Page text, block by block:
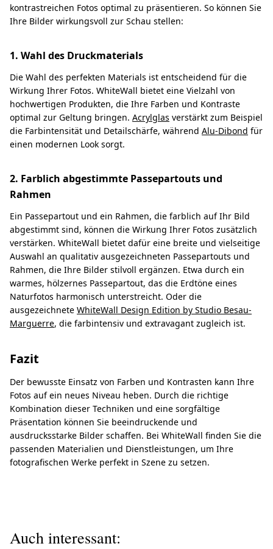
kontrastreichen Fotos optimal zu präsentieren. So können Sie
Ihre Bilder wirkungsvoll zur Schau stellen:
1. Wahl des Druckmaterials
Die Wahl des perfekten Materials ist entscheidend für die
Wirkung Ihrer Fotos. WhiteWall bietet eine Vielzahl von
hochwertigen Produkten, die Ihre Farben und Kontraste
optimal zur Geltung bringen. Acrylglas verstärkt zum Beispiel
die Farbintensität und Detailschärfe, während Alu-Dibond für
einen modernen Look sorgt.
2. Farblich abgestimmte Passepartouts und
Rahmen
Ein Passepartout und ein Rahmen, die farblich auf Ihr Bild
abgestimmt sind, können die Wirkung Ihrer Fotos zusätzlich
verstärken. WhiteWall bietet dafür eine breite und vielseitige
Auswahl an qualitativ ausgezeichneten Passepartouts und
Rahmen, die Ihre Bilder stilvoll ergänzen. Etwa durch ein
warmes, hölzernes Passepartout, das die Erdtöne eines
Naturfotos harmonisch unterstreicht. Oder die
ausgezeichnete WhiteWall Design Edition by Studio Besau-
Marguerre, die farbintensiv und extravagant zugleich ist.
Fazit
Der bewusste Einsatz von Farben und Kontrasten kann Ihre
Fotos auf ein neues Niveau heben. Durch die richtige
Kombination dieser Techniken und eine sorgfältige
Präsentation können Sie beeindruckende und
ausdrucksstarke Bilder schaffen. Bei WhiteWall finden Sie die
passenden Materialien und Dienstleistungen, um Ihre
fotografischen Werke perfekt in Szene zu setzen.
Auch interessant: